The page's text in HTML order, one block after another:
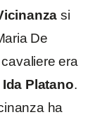
si
De
era
Ida Platano.
ha